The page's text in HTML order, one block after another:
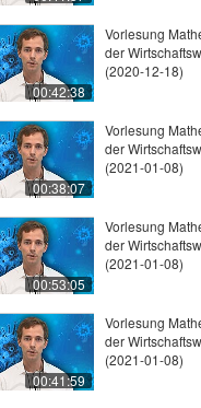
00:42:38
Vorlesung
der
(2020-12-18)
00:38:07
Vorlesung
der
(2021-01-08)
00:53:05
Vorlesung
der
(2021-01-08)
00:41:59
Vorlesung
der
(2021-01-08)